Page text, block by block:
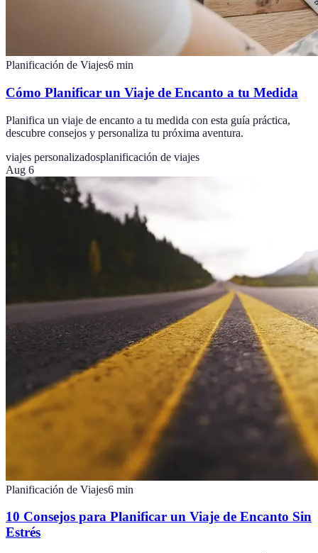
Planificación de Viajes6 min
Cómo Planificar un Viaje de Encanto a tu Medida
Planifica un viaje de encanto a tu medida con esta guía práctica,
descubre consejos y personaliza tu próxima aventura.
viajes personalizadosplanificación de viajes
Aug 6
Planificación de Viajes6 min
10 Consejos para Planificar un Viaje de Encanto Sin
Estrés